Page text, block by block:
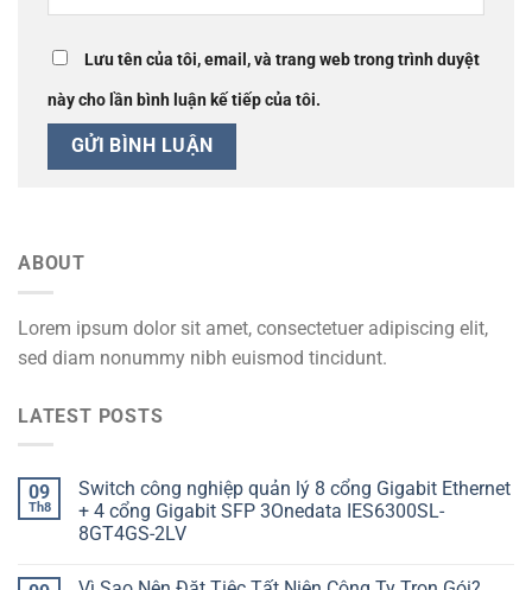
Lưu tên của tôi, email, và trang web trong trình duyệt
này cho lần bình luận kế tiếp của tôi.
ABOUT
Lorem ipsum dolor sit amet, consectetuer adipiscing elit,
sed diam nonummy nibh euismod tincidunt.
LATEST POSTS
09
Th8
Switch công nghiệp quản lý 8 cổng Gigabit Ethernet
+ 4 cổng Gigabit SFP 3Onedata IES6300SL-
8GT4GS-2LV